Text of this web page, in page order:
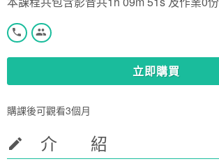
立即購買
購課後可觀看3個月
介 紹